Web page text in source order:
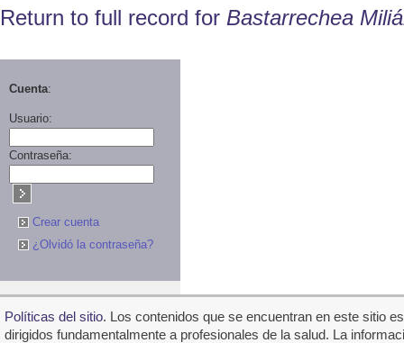
Return to full record for Bastarrechea
Cuenta:
Usuario:
Contraseña:
Crear cuenta
¿Olvidó la contraseña?
Polí­ticas del sitio. Los contenidos que se encuentran en este sitio
dirigidos fundamentalmente a profesionales de la salud. La